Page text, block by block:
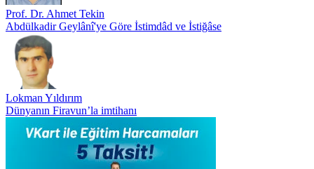
Prof. Dr. Ahmet Tekin
Abdülkadir Geylânî'ye Göre İstimdâd ve İstiğâse
Lokman Yıldırım
Dünyanın Firavun’la imtihanı